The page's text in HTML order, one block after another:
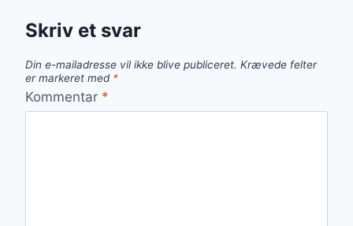
Skriv et svar
Din e-mailadresse vil ikke blive publiceret. Krævede felter
er markeret med *
Kommentar *